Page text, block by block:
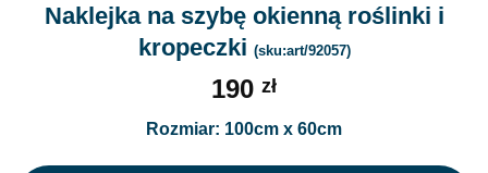
Naklejka na szybę okienną roślinki i
kropeczki (sku:art/92057)
190 zł
Rozmiar: 100cm x 60cm